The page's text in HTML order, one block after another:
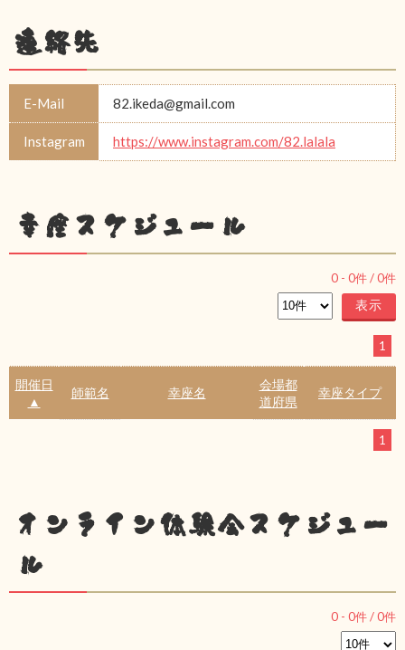
連絡先
E-Mail 82.ikeda@gmail.com
Instagram https://www.instagram.com/82.lalala
幸座スケジュール
0 - 0件 /0件
1
開催日
▲
師範名 幸座名
会場都
道府県
幸座タイプ
1
オンライン体験会スケジュー
ル
0 - 0件 /0件